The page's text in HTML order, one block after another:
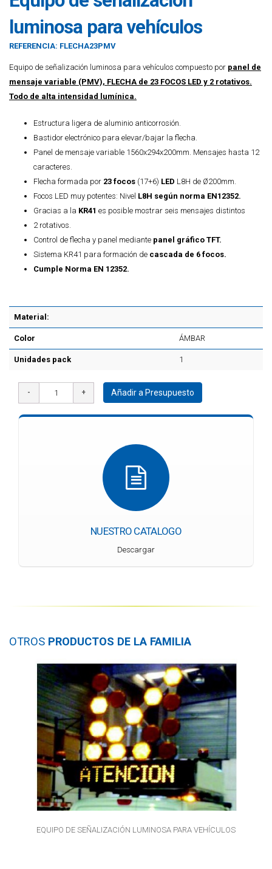
luminosa para vehículos
REFERENCIA: FLECHA23PMV
Equipo de señalización luminosa para vehículos compuesto por panel de
mensaje variable (PMV), FLECHA de 23 FOCOS LED y 2 rotativos.
Todo de alta intensidad lumínica.
Estructura ligera de aluminio anticorrosión.
Bastidor electrónico para elevar/bajar la flecha.
Panel de mensaje variable 1560x294x200mm. Mensajes hasta 12
caracteres.
Flecha formada por 23 focos (17+6) LED L8H de Ø200mm.
Focos LED muy potentes: Nivel L8H según norma EN12352.
Gracias a la KR41 es posible mostrar seis mensajes distintos
2 rotativos.
Control de flecha y panel mediante panel gráfico TFT.
Sistema KR41 para formación de cascada de 6 focos.
Cumple Norma EN 12352.
Material:
Color ÁMBAR
Unidades pack 1
Añadir a Presupuesto
NUESTRO CATALOGO
Descargar
OTROS PRODUCTOS DE LA FAMILIA
EQUIPO DE SEÑALIZACIÓN LUMINOSA PARA VEHÍCULOS